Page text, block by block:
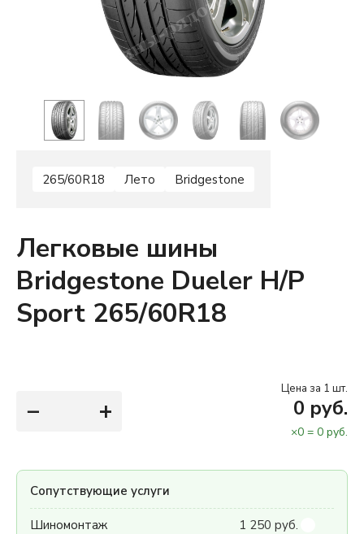
265/60R18 Лето Bridgestone
Легковые шины
Bridgestone Dueler H/P
Sport 265/60R18
− +
Цена за 1 шт.
0 руб.
×0 = 0 руб.
Сопутствующие услуги
Шиномонтаж 1 250 руб.